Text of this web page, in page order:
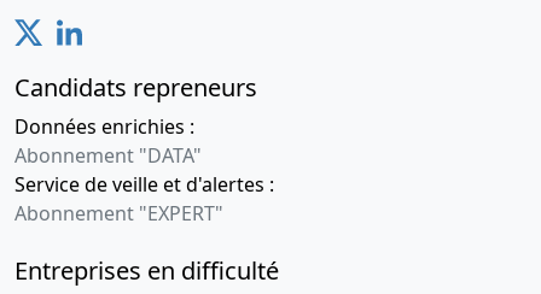
Candidats repreneurs
Données enrichies :
Abonnement "DATA"
Service de veille et d'alertes :
Abonnement "EXPERT"
Entreprises en difficulté